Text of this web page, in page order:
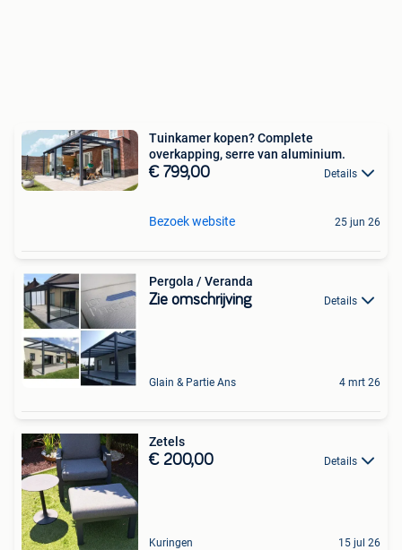
Tuinkamer kopen? Complete
overkapping, serre van aluminium.
€ 799,00 Details
Bezoek website 25 jun 26
Pergola / Veranda
Zie omschrijving Details
Glain & Partie Ans 4 mrt 26
Zetels
€ 200,00 Details
Kuringen 15 jul 26